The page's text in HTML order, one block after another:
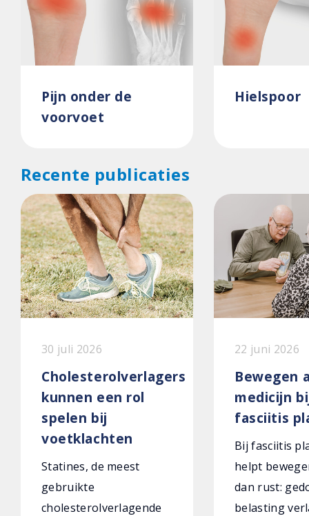
Pijn onder de
voorvoet
Hielspoor
Recente publicaties
30 juli 2026
Cholesterolverlagers
kunnen een rol
spelen bij
voetklachten
Statines, de meest
gebruikte
cholesterolverlagende
22 juni 2026
Bewegen
medicijn
fasciitis
Bij fasciitis
helpt
dan rust:
belasting